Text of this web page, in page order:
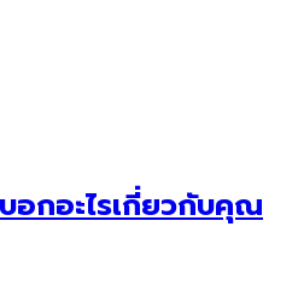
กอะไรเกี่ยวกับคุณ